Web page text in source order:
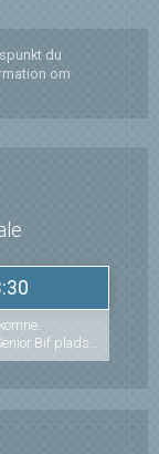
du
om
Bif plads
kun ske i